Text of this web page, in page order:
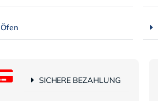
Öfen
SICHERE BEZAHLUNG